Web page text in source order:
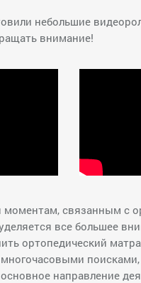
небольшие
внимание!
связанным с
все большее
ортопедический
направление